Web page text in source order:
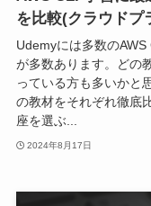
を比較(クラウドプ
Udemyには多数の
が多数あります。どの
っている方も多いかと
の教材をそれぞれ徹底
座を選ぶ...
2024年8月17日